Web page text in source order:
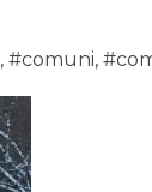
,#comuni,